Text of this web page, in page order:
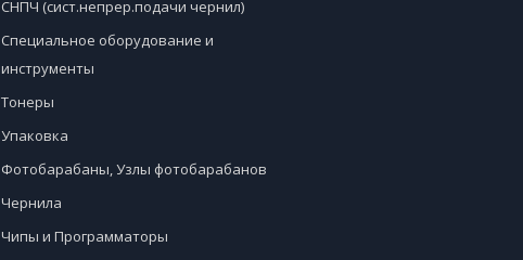
СНПЧ (сист.непрер.подачи чернил)
Специальное оборудование и
инструменты
Тонеры
Упаковка
Фотобарабаны, Узлы фотобарабанов
Чернила
Чипы и Программаторы